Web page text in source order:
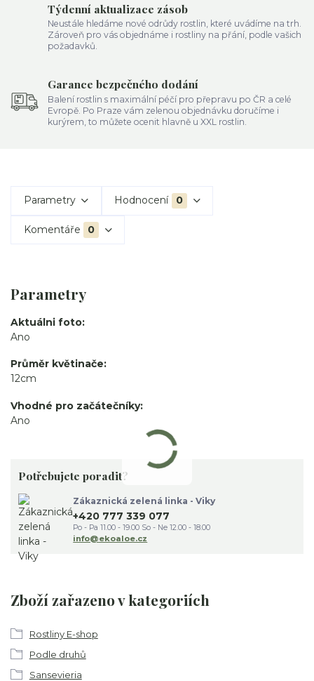
Týdenní aktualizace zásob
Neustále hledáme nové odrůdy rostlin, které uvádíme na trh.
Zároveň pro vás objednáme i rostliny na přání, podle vašich
požadavků.
Garance bezpečného dodání
Balení rostlin s maximální péčí pro přepravu po ČR a celé
Evropě. Po Praze vám zelenou objednávku doručíme i
kurýrem, to můžete ocenit hlavně u XXL rostlin.
Parametry Hodnocení 0
Komentáře 0
Parametry
Aktuálni foto
Ano
Průměr květinače
12cm
Vhodné pro začátečníky
Ano
Zboží zařazeno v kategoriích
Rostliny E-shop
Podle druhů
Sansevieria
Potřebujete poradit?
Zákaznická zelená linka - Viky
+420 777 339 077
Po - Pa 11.00 - 19.00 So - Ne 12.00 - 18.00
info@ekoaloe.cz